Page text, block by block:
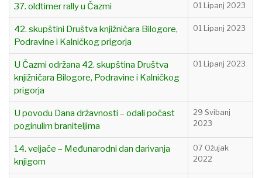
37. oldtimer rally u Čazmi 01 Lipanj 2023
42. skupštini Društva knjižničara Bilogore,
Podravine i Kalničkog prigorja
01 Lipanj 2023
U Čazmi održana 42. skupština Društva
knjižničara Bilogore, Podravine i Kalničkog
prigorja
01 Lipanj 2023
U povodu Dana državnosti – odali počast
poginulim braniteljima
29 Svibanj
2023
14. veljače – Međunarodni dan darivanja
knjigom
07 Ožujak
2022